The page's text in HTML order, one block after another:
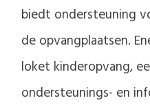
biedt ondersteuning
de opvangplaatsen.
loket kinderopvang,
ondersteunings- en